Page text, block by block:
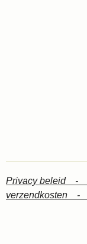
Privacy beleid -
verzendkosten -